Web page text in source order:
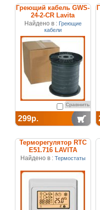
Греющий кабель GWS-
24-2-CR Lavita
Найдено в : Греющие
кабели
Сравнить
299р.
Терморегулятор RTC
E51.716 LAVITA
Найдено в : Термостаты